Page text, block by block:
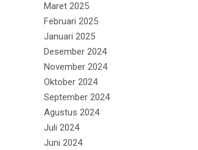
Maret 2025
Februari 2025
Januari 2025
Desember 2024
November 2024
Oktober 2024
September 2024
Agustus 2024
Juli 2024
Juni 2024